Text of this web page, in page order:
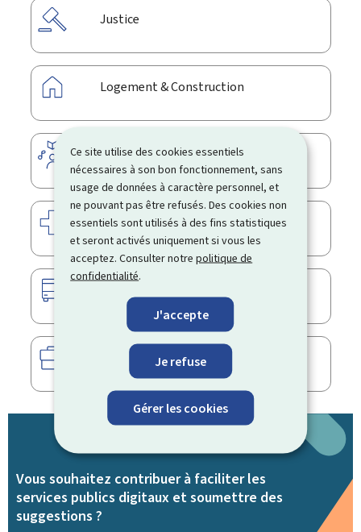
Ce site utilise des cookies essentiels
nécessaires à son bon fonctionnement, sans
usage de données à caractère personnel, et
ne pouvant pas être refusés. Des cookies non
essentiels sont utilisés à des fins statistiques
et seront activés uniquement si vous les
acceptez. Consulter notrepolitique de
confidentialité.
J'accepte
Je refuse
Gérer les cookies
Justice
Logement & Construction
Loisirs
Santé & Sécurité sociale
Travail
Vereinfachen
Vous souhaitez contribuer à faciliter les
services publics digitaux et soumettre des
suggestions ?